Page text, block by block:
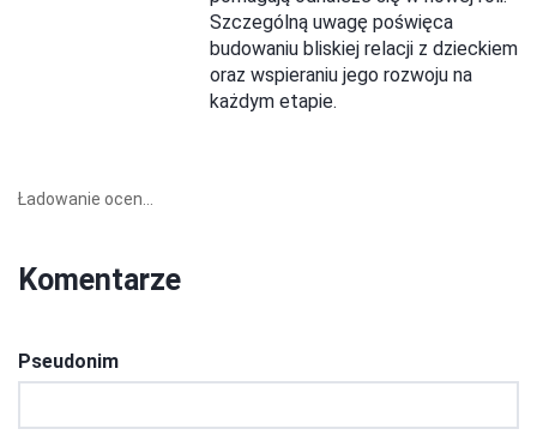
Szczególną uwagę poświęca
budowaniu bliskiej relacji z dzieckiem
oraz wspieraniu jego rozwoju na
każdym etapie.
Ładowanie ocen...
Komentarze
Pseudonim